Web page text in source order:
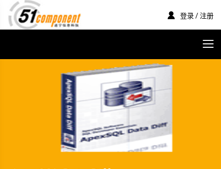
登录 / 注册